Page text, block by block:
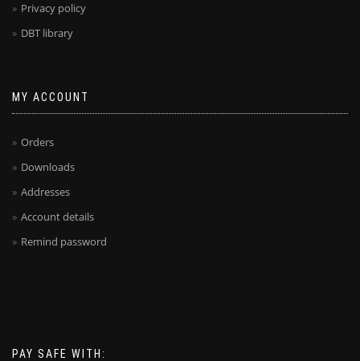
Privacy policy
DBT library
MY ACCOUNT
Orders
Downloads
Addresses
Account details
Remind password
PAY SAFE WITH: